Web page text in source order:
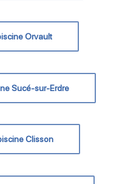
Orvault
Sucé-sur-Erdre
Clisson